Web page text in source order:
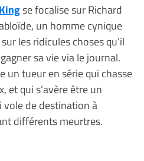
se focalise sur Richard
un homme cynique
les ridicules choses qu’il
sa vie via le journal.
un tueur en série qui chasse
et qui s’avère être un
de destination à
différents meurtres.